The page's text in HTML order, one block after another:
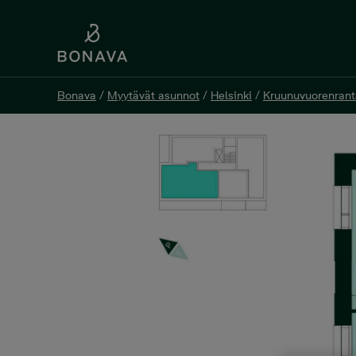
Bonava / Myytävät asunnot / Helsinki /
Bonava / Myytävät asunnot / Helsinki /
Renata C 72, 4h+kt, 85,5 m²
Mirandankuja 1 C 72, 00590 Helsinki